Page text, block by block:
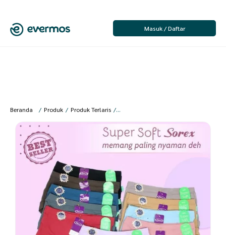
Masuk / Daftar
Beranda / Produk / Produk Terlaris / Kusumawardani – Sorex 1238 Celana